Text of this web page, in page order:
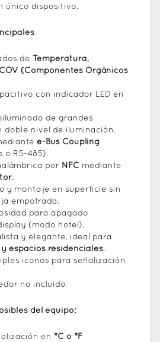
único dispositivo.
de
Temperatura,
(Componentes Orgánicos
con indicador LED en
de grandes
doble nivel de iluminación.
e-Bus Coupling
o RS-485).
por NFC mediante
.
y montaje en superficie sin
empotrada.
para apagado
(modo hotel).
y elegante, ideal para
espacios residenciales.
iconos para señalización
no incluido
del equipo:
en °C o °F